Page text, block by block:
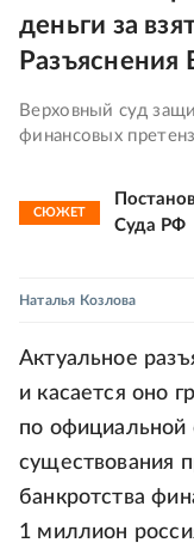
деньги за
Разъяснения
Верховный суд
финансовых
СЮЖЕТ
Суда РФ
Наталья Козлова
Актуальное
и касается оно
по официальной
существования
банкротства
1 миллион